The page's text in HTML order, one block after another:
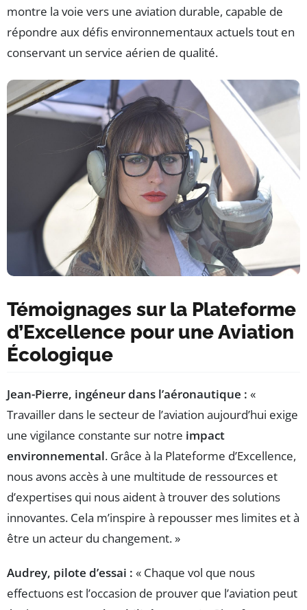
montre la voie vers une aviation durable, capable de
répondre aux défis environnementaux actuels tout en
conservant un service aérien de qualité.
Témoignages sur la Plateforme
d’Excellence pour une Aviation
Écologique
Jean-Pierre, ingéneur dans l’aéronautique : «
Travailler dans le secteur de l’aviation aujourd’hui exige
une vigilance constante sur notre impact
environnemental. Grâce à la Plateforme d’Excellence,
nous avons accès à une multitude de ressources et
d’expertises qui nous aident à trouver des solutions
innovantes. Cela m’inspire à repousser mes limites et à
être un acteur du changement. »
Audrey, pilote d’essai : « Chaque vol que nous
effectuons est l’occasion de prouver que l’aviation peut